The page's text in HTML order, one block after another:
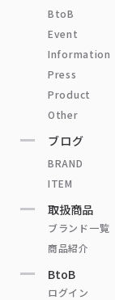
BtoB
Event
Information
Press
Product
Other
ブログ
BRAND
ITEM
取扱商品
ブランド一覧
商品紹介
BtoB
ログイン